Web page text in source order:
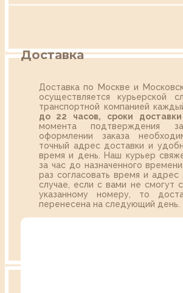
Доставка
Доставка по Москве и
осуществляется курьерской
транспортной компанией
до 22 часов,
сроки
момента подтверждения
оформлении заказа
точный адрес доставки и
время и день. Наш курьер
за час до назначенного
раз согласовать время и адрес
случае, если с вами не смогут
указанному номеру, то
перенесена на следующий день.